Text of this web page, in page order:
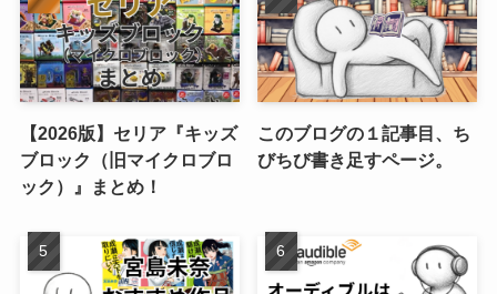
【2026版】セリア『キッズ
ブロック（旧マイクロブロ
ック）』まとめ！
このブログの１記事目、ち
びちび書き足すページ。